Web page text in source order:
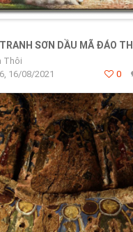
SƠN DẦU MÃ ĐÁO
Thôi
16/08/2021 0